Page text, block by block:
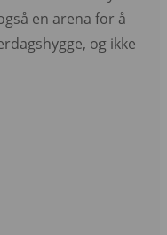
en arena for å
og ikke